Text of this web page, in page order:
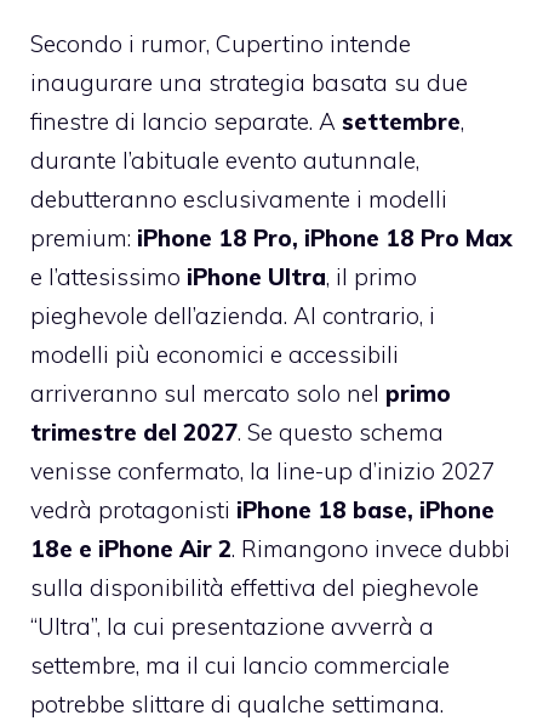
Secondo i rumor, Cupertino intende
inaugurare una strategia basata su due
finestre di lancio separate. A settembre,
durante l’abituale evento autunnale,
debutteranno esclusivamente i modelli
premium: iPhone 18 Pro, iPhone 18 Pro Max
e l’attesissimo iPhone Ultra, il primo
pieghevole dell’azienda. Al contrario, i
modelli più economici e accessibili
arriveranno sul mercato solo nel primo
trimestre del 2027. Se questo schema
venisse confermato, la line-up d’inizio 2027
vedrà protagonisti iPhone 18 base, iPhone
18e e iPhone Air 2. Rimangono invece dubbi
sulla disponibilità effettiva del pieghevole
“Ultra”, la cui presentazione avverrà a
settembre, ma il cui lancio commerciale
potrebbe slittare di qualche settimana.